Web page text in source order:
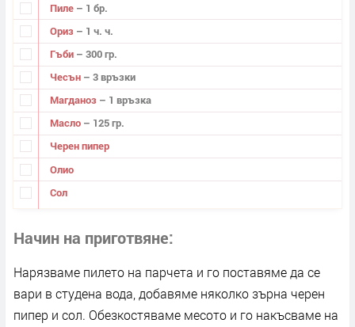
Пиле – 1 бр.
Ориз – 1 ч. ч.
Гъби – 300 гр.
Чесън – 3 връзки
Магданоз – 1 връзка
Масло – 125 гр.
Черен пипер
Олио
Сол
Начин на приготвяне
Нарязваме пилето на парчета и го поставяме да се
вари в студена вода, добавяме няколко зърна черен
пипер и сол. Обезкостяваме месото и го накъсваме на